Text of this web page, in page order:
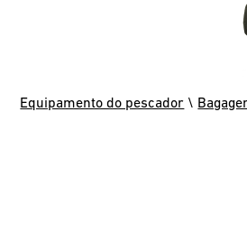
Equipamento do pescador \